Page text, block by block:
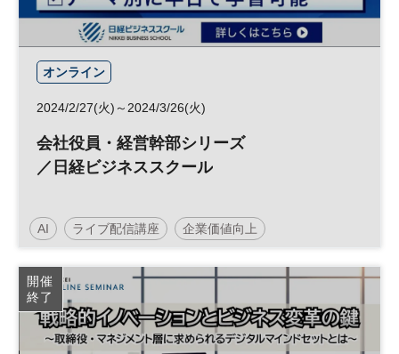
オンライン
2024/2/27(火)～2024/3/26(火)
会社役員・経営幹部シリーズ
／日経ビジネススクール
AI ライブ配信講座 企業価値向上
コーポレートファイナンス 事業投資 内部統制
人的資本経営 コンプライアンス ESG 経営戦略
日経ビジネススクール 人事労務
開催
終了